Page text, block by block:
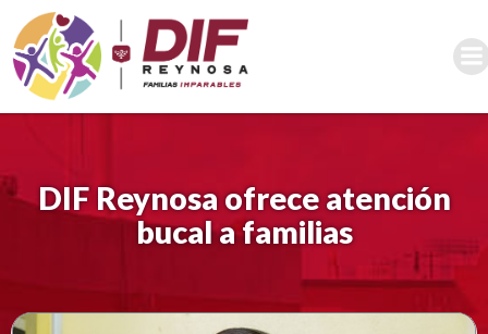
al
contenido
DIF Reynosa ofrece atención
bucal a familias